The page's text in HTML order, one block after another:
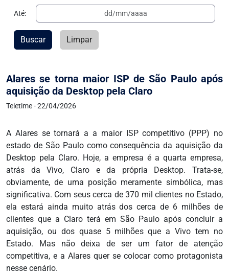
Alares se torna maior ISP de São Paulo após
aquisição da Desktop pela Claro
Teletime - 22/04/2026
A Alares se tornará a a maior ISP competitivo (PPP) no
estado de São Paulo como consequência da aquisição da
Desktop pela Claro. Hoje, a empresa é a quarta empresa,
atrás da Vivo, Claro e da própria Desktop. Trata-se,
obviamente, de uma posição meramente simbólica, mas
significativa. Com seus cerca de 370 mil clientes no Estado,
ela estará ainda muito atrás dos cerca de 6 milhões de
clientes que a Claro terá em São Paulo após concluir a
aquisição, ou dos quase 5 milhões que a Vivo tem no
Estado. Mas não deixa de ser um fator de atenção
competitiva, e a Alares quer se colocar como protagonista
nesse cenário.
Até:
Buscar Limpar